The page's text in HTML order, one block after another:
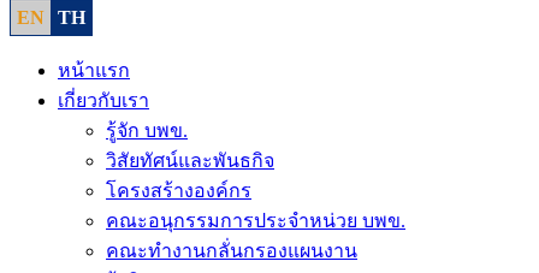
EN TH
หน้าแรก
เกี่ยวกับเรา
รู้จัก บพข.
วิสัยทัศน์และพันธกิจ
โครงสร้างองค์กร
คณะอนุกรรมการประจำหน่วย บพข.
คณะทำงานกลั่นกรองแผนงาน